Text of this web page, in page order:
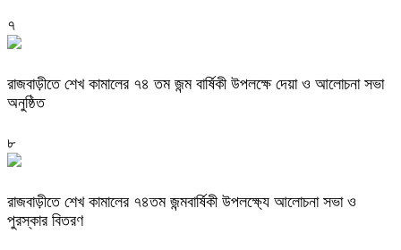
৭
রাজবাড়ীতে শেখ কামালের ৭৪ তম জন্ম বার্ষিকী উপলক্ষে দেয়া ও আলোচনা সভা
অনুষ্ঠিত
৮
রাজবাড়ীতে শেখ কামালের ৭৪তম জন্মবার্ষিকী উপলক্ষ্যে আলোচনা সভা ও
পুরস্কার বিতরণ